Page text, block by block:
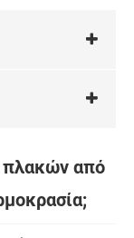
πλακών από